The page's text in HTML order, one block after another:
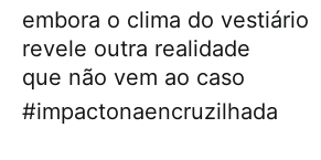
embora o clima do vestiário
revele outra realidade
que não vem ao caso
#impactonaencruzilhada